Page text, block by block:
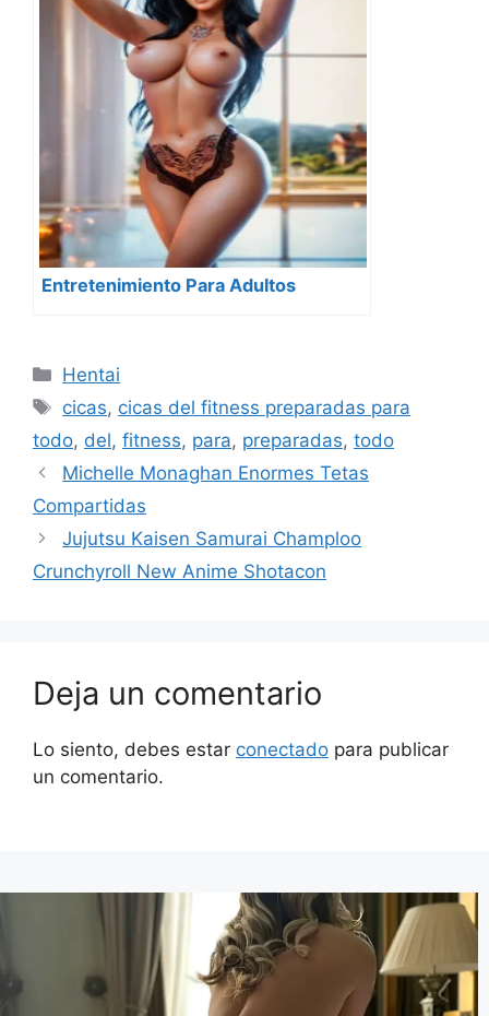
Entretenimiento Para Adultos
Categorías
Hentai
Etiquetas
cicas, cicas del fitness preparadas para
todo, del, fitness, para, preparadas, todo
Michelle Monaghan Enormes Tetas
Compartidas
Jujutsu Kaisen Samurai Champloo
Crunchyroll New Anime Shotacon
Deja un comentario
Lo siento, debes estar conectado para publicar
un comentario.